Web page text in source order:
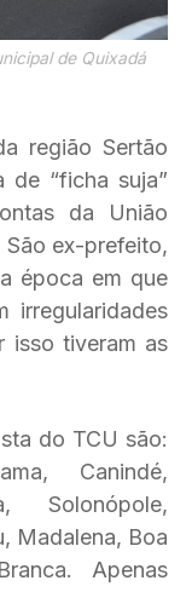
de Quixadá
região Sertão
de “ficha suja”
da União
São ex-prefeito,
época em que
irregularidades
isso tiveram as
do TCU são:
Canindé,
Solonópole,
Madalena, Boa
Apenas